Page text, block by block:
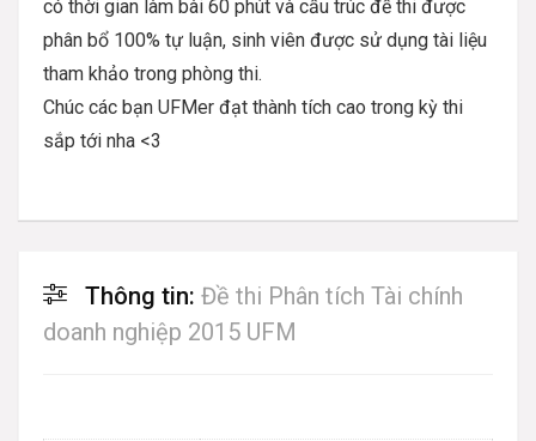
có thời gian làm bài 60 phút và cấu trúc đề thi được
phân bổ 100% tự luận, sinh viên được sử dụng tài liệu
tham khảo trong phòng thi.
Chúc các bạn UFMer đạt thành tích cao trong kỳ thi
sắp tới nha <3
Thông tin: Đề thi Phân tích Tài chính
doanh nghiệp 2015 UFM